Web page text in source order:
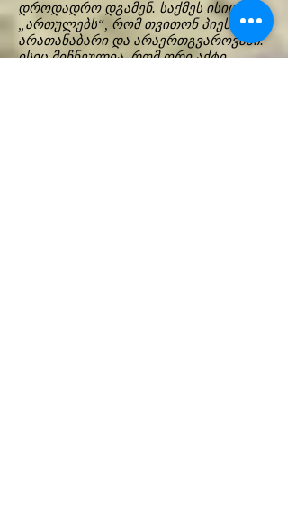
დროდადრო დგამენ. საქმეს ისიც
„ართულებს“, რომ თვითონ პიესაა
არათანაბარი და არაერთგვაროვანი.
ისიც მიჩნეულია, რომ ორი აქტი,